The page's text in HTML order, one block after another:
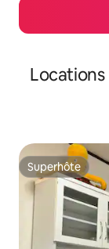
Superhôte
Superhôte